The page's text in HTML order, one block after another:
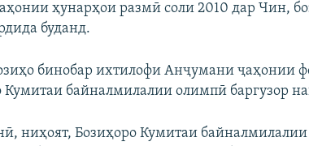
ҳунарҳои размӣ соли 2010 дар Чин,
буданд.
бинобар ихтилофи Анҷумани ҷаҳонии
байналмилалии олимпӣ баргузор
ниҳоят, Бозиҳоро Кумитаи